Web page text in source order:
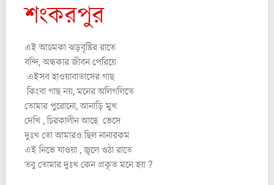
শংকরপুর
এই আচমকা ঝড়বৃষ্টির রাতে
বন্দি, অন্ধকার জীবন পেরিয়ে
এইসব হাওয়াবাতাসের গাছ
কিংবা গাছ নয়, মনের অলিগলিতে
তোমার পুরোনো, আনাড়ি মুখ
দেখি , চিরকালীন আছে ভেসে
দুঃখ তো আমারও ছিল নানারকম
এই নিভে যাওয়া , জ্বলে ওঠা রাতে
তবু তোমার দুঃখ কেন প্রকৃত মনে হয় ?